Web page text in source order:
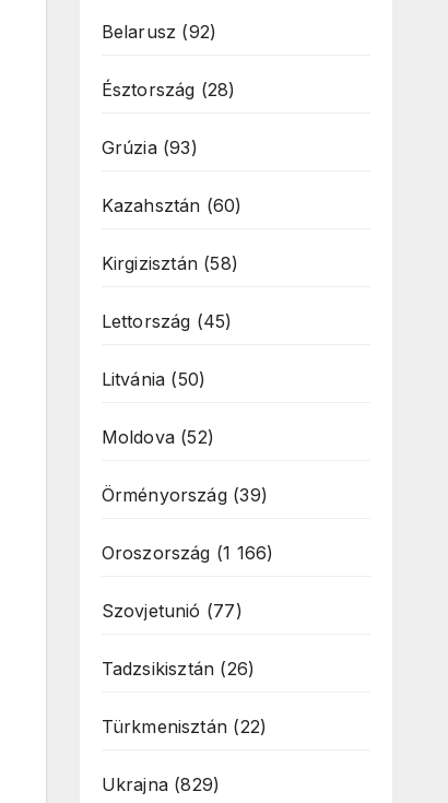
Belarusz (92)
Észtország (28)
Grúzia(93)
Kazahsztán (60)
Kirgizisztán(58)
Lettország (45)
Litvánia (50)
Moldova(52)
Örményország(39)
Oroszország (1 166)
Szovjetunió (77)
Tadzsikisztán (26)
Türkmenisztán (22)
Ukrajna(829)